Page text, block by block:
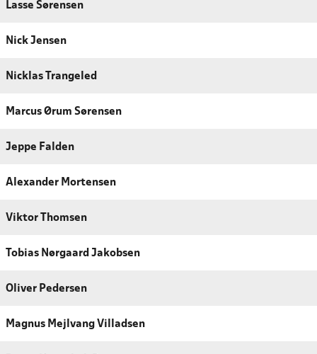
Lasse Sørensen
Nick Jensen
Nicklas Trangeled
Marcus Ørum Sørensen
Jeppe Falden
Alexander Mortensen
Viktor Thomsen
Tobias Nørgaard Jakobsen
Oliver Pedersen
Magnus Mejlvang Villadsen